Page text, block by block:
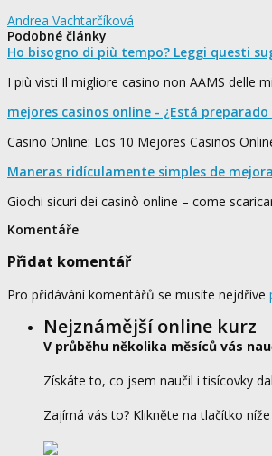
Andrea Vachtarčíková
Podobné články
Ho bisogno di più tempo? Leggi questi
I più visti Il migliore casino non AAMS delle
mejores casinos online - ¿Está
Casino Online: Los 10 Mejores Casinos
Maneras ridículamente simples de
Giochi sicuri dei casinò online – come
Komentáře
Přidat komentář
Pro přidávání komentářů se musíte nejdříve
Nejznámější online kurz
V průběhu několika měsíců vás
Získáte to, co jsem naučil i tisícovky
Zajímá vás to? Klikněte na tlačítko